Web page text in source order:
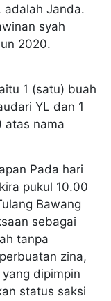
adalah Janda.
syah
2020.
1 (satu) buah
YL dan 1
atas nama
Pada hari
pukul 10.00
Bawang
sebagai
tanpa
zina,
dipimpin
status saksi